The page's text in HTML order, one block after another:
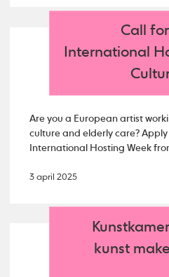
Call
International
Are you a European artist
culture and elderly care?
International Hosting Week
3 april 2025
kunst